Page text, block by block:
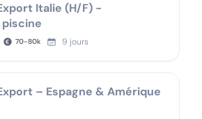
Italie (H/F) -
70-80k 9 jours
– Espagne & Amérique